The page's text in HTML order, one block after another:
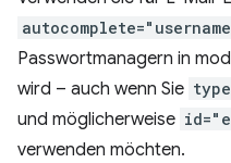
Passwortmanagern in
wird – auch wenn Sie
und möglicherweise
verwenden möchten.